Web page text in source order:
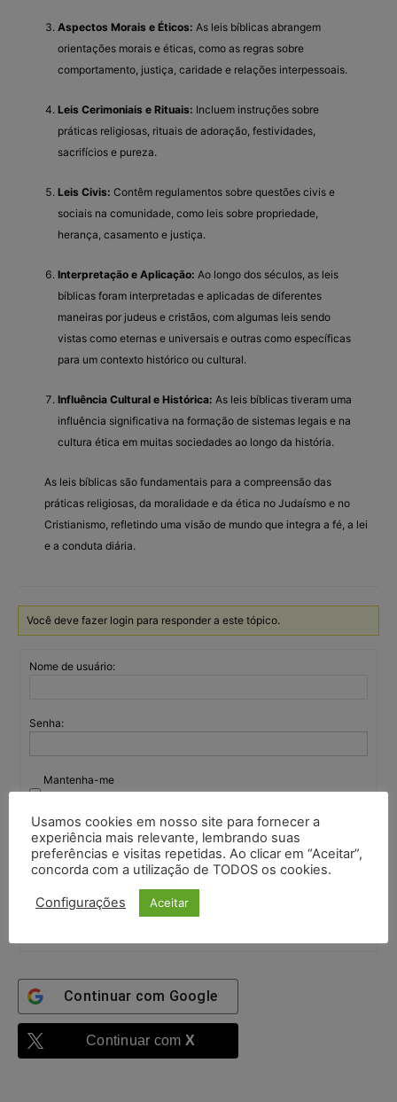
Aspectos Morais e Éticos: As leis bíblicas abrangem
orientações morais e éticas, como as regras sobre
comportamento, justiça, caridade e relações interpessoais.
Leis Cerimoniais e Rituais: Incluem instruções sobre
práticas religiosas, rituais de adoração, festividades,
sacrifícios e pureza.
Leis Civis: Contêm regulamentos sobre questões civis e
sociais na comunidade, como leis sobre propriedade,
herança, casamento e justiça.
Interpretação e Aplicação: Ao longo dos séculos, as leis
bíblicas foram interpretadas e aplicadas de diferentes
maneiras por judeus e cristãos, com algumas leis sendo
vistas como eternas e universais e outras como específicas
para um contexto histórico ou cultural.
Influência Cultural e Histórica: As leis bíblicas tiveram uma
influência significativa na formação de sistemas legais e na
cultura ética em muitas sociedades ao longo da história.
As leis bíblicas são fundamentais para a compreensão das
práticas religiosas, da moralidade e da ética no Judaísmo e no
Cristianismo, refletindo uma visão de mundo que integra a fé, a lei
e a conduta diária.
Você deve fazer login para responder a este tópico.
Nome de usuário:
Senha:
Mantenha-me
autenticado
Confirme que você é uma pessoa
2 + 7 =
Continuar com Google
Continuar com X
Usamos cookies em nosso site para fornecer a
experiência mais relevante, lembrando suas
preferências e visitas repetidas. Ao clicar em “Aceitar”,
concorda com a utilização de TODOS os cookies.
Configurações Aceitar